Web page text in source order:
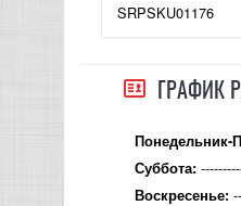
SRPSKU01176
ГРАФИК
Понедельник-
Суббота:
Воскресенье: